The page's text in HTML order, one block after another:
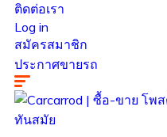
ติดต่อเรา
Log in
สมัครสมาชิก
ประกาศขายรถ